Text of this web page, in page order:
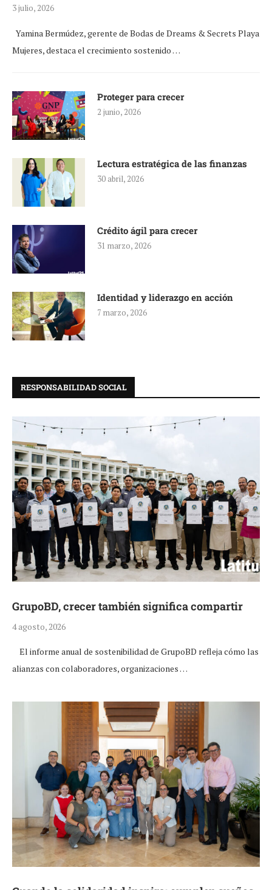
3 julio, 2026
Yamina Bermúdez, gerente de Bodas de Dreams & Secrets Playa
Mujeres, destaca el crecimiento sostenido …
Proteger para crecer
2 junio, 2026
Lectura estratégica de las finanzas
30 abril, 2026
Crédito ágil para crecer
31 marzo, 2026
Identidad y liderazgo en acción
7 marzo, 2026
RESPONSABILIDAD SOCIAL
GrupoBD, crecer también significa compartir
4 agosto, 2026
El informe anual de sostenibilidad de GrupoBD refleja cómo las
alianzas con colaboradores, organizaciones …